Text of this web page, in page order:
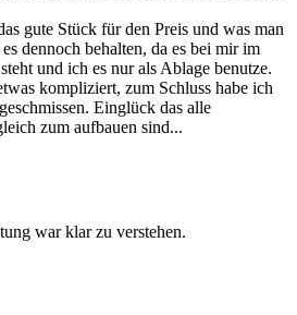
gute Stück für den Preis und was man
dennoch behalten, da es bei mir im
und ich es nur als Ablage benutze.
kompliziert, zum Schluss habe ich
Einglück das alle
zum aufbauen sind...
war klar zu verstehen.